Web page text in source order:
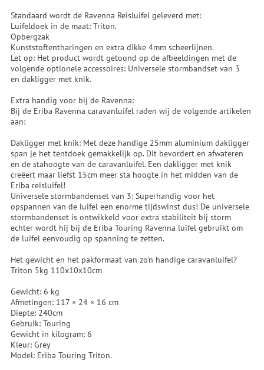
Standaard wordt de Ravenna Reisluifel geleverd met:
Luifeldoek in de maat: Triton.
Opbergzak
Kunststoftentharingen en extra dikke 4mm scheerlijnen.
Let op: Het product wordt getoond op de afbeeldingen met de
volgende optionele accessoires: Universele stormbandset van 3
en dakligger met knik.
Extra handig voor bij de Ravenna:
Bij de Eriba Ravenna caravanluifel raden wij de volgende artikelen
aan:
Dakligger met knik: Met deze handige 25mm aluminium dakligger
span je het tentdoek gemakkelijk op. Dit bevordert en afwateren
en de stahoogte van de caravanluifel. Een dakligger met knik
creëert maar liefst 15cm meer sta hoogte in het midden van de
Eriba reisluifel!
Universele stormbandenset van 3: Superhandig voor het
opspannen van de luifel een enorme tijdswinst dus! De universele
stormbandenset is ontwikkeld voor extra stabiliteit bij storm
echter wordt hij bij de Eriba Touring Ravenna luifel gebruikt om
de luifel eenvoudig op spanning te zetten.
Het gewicht en het pakformaat van zo’n handige caravanluifel?
Triton 5kg 110x10x10cm
Gewicht: 6 kg
Afmetingen: 117 × 24 × 16 cm
Diepte: 240cm
Gebruik: Touring
Gewicht in kilogram: 6
Kleur: Grey
Model: Eriba Touring Triton.